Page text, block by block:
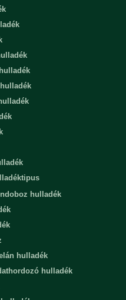
hulladék
hulladék
hulladék